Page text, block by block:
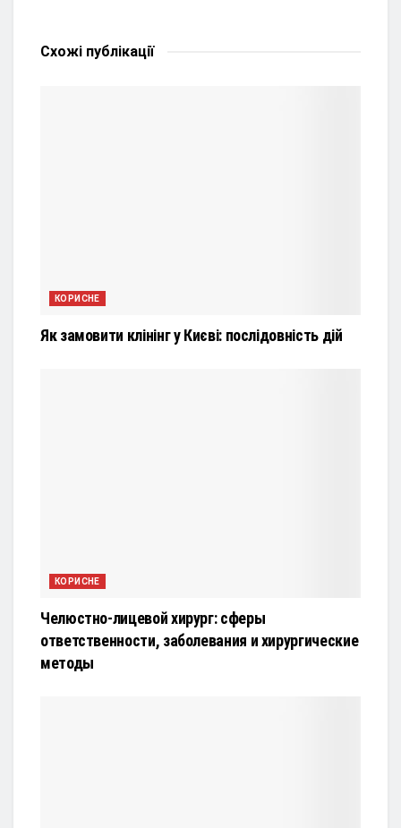
Схожі публікації
КОРИСНЕ
Як замовити клінінг у Києві: послідовність дій
КОРИСНЕ
Челюстно-лицевой хирург: сферы
ответственности, заболевания и хирургические
методы